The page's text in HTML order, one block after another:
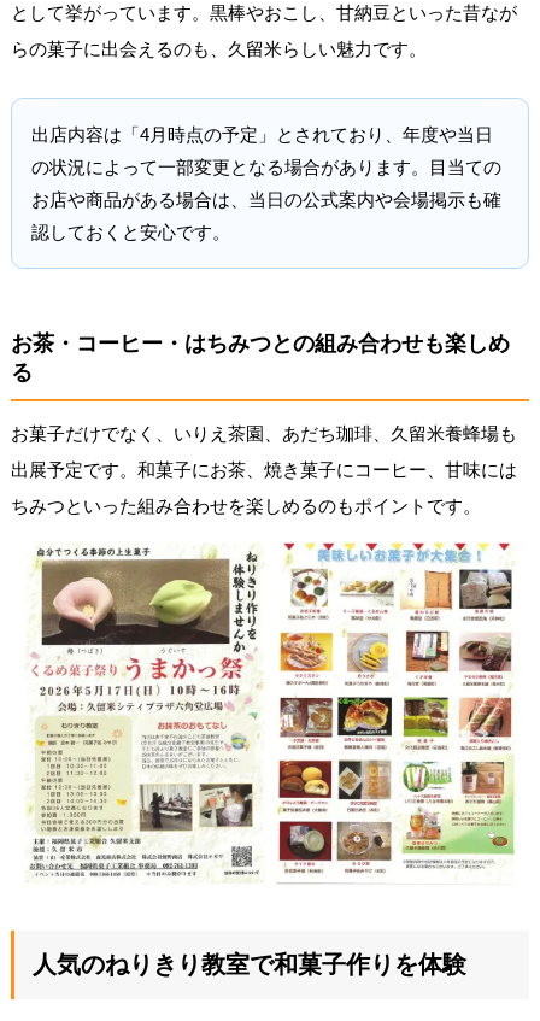
として挙がっています。黒棒やおこし、甘納豆といった昔なが
らの菓子に出会えるのも、久留米らしい魅力です。
出店内容は「4月時点の予定」とされており、年度や当日
の状況によって一部変更となる場合があります。目当ての
お店や商品がある場合は、当日の公式案内や会場掲示も確
認しておくと安心です。
お茶・コーヒー・はちみつとの組み合わせも楽しめ
る
お菓子だけでなく、いりえ茶園、あだち珈琲、久留米養蜂場も
出展予定です。和菓子にお茶、焼き菓子にコーヒー、甘味には
ちみつといった組み合わせを楽しめるのもポイントです。
人気のねりきり教室で和菓子作りを体験